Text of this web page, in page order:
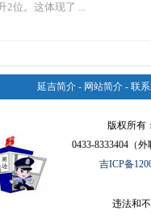
2位。这体现了 ...
延吉简介 - 网站简介 - 联
版权所有
0433-8333404（
吉ICP备
违法和